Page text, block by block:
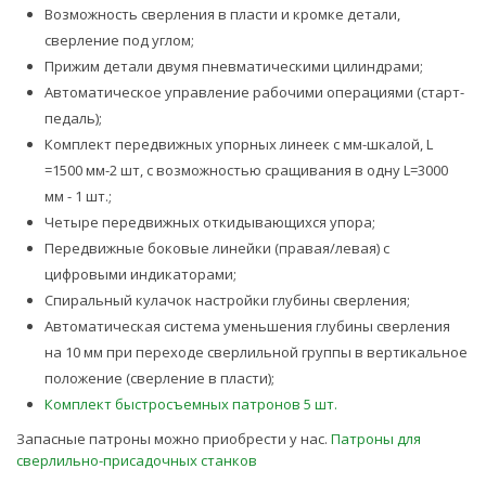
Возможность сверления в пласти и кромке детали,
сверление под углом;
Прижим детали двумя пневматическими цилиндрами;
Автоматическое управление рабочими операциями (старт-
педаль);
Комплект передвижных упорных линеек с мм-шкалой, L
=1500 мм-2 шт, с возможностью сращивания в одну L=3000
мм - 1 шт.;
Четыре передвижных откидывающихся упора;
Передвижные боковые линейки (правая/левая) с
цифровыми индикаторами;
Спиральный кулачок настройки глубины сверления;
Автоматическая система уменьшения глубины сверления
на 10 мм при переходе сверлильной группы в вертикальное
положение (сверление в пласти);
Комплект быстросъемных патронов 5 шт.
Запасные патроны можно приобрести у нас. Патроны для
сверлильно-присадочных станков